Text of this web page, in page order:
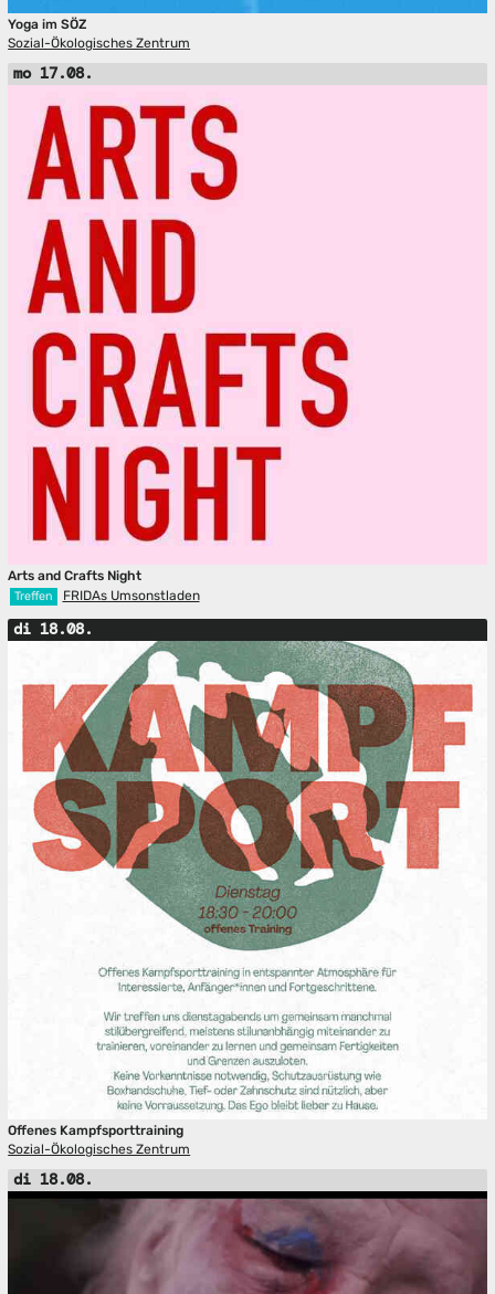
Yoga im SÖZ
Sozial-Ökologisches Zentrum
mo 17.08.
Arts and Crafts Night
Treffen FRIDAs Umsonstladen
di 18.08.
Offenes Kampfsporttraining
Sozial-Ökologisches Zentrum
di 18.08.